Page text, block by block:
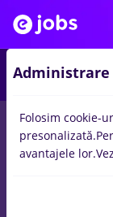
locuri de munca
Entry-Level (< 2
Administrare
Folosim cookie-
presonalizată.
avantajele lor.